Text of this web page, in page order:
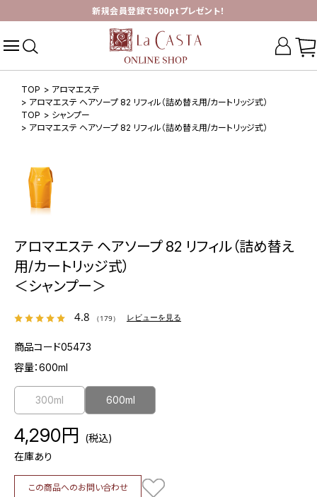
新規会員登録で500ptプレゼント！
TOP > アロマエステ
> アロマエステ ヘアソープ 82 リフィル（詰め替え用/カートリッジ式）
TOP > シャンプー
> アロマエステ ヘアソープ 82 リフィル（詰め替え用/カートリッジ式）
アロマエステ ヘアソープ 82 リフィル（詰め替え
用/カートリッジ式）
＜シャンプー＞
4.8 （179） レビューを見る
商品コード05473
容量：600ml
300ml 600ml
4,290円 (税込)
在庫あり
この商品へのお問い合わせ